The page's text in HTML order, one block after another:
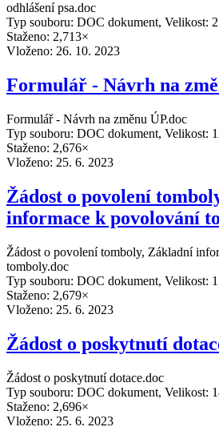
odhlášení psa.doc
Typ souboru: DOC dokument, Velikost:
Staženo: 2,713×
Vloženo: 26. 10. 2023
Formulář - Návrh na
Formulář - Návrh na změnu ÚP.doc
Typ souboru: DOC dokument, Velikost:
Staženo: 2,676×
Vloženo: 25. 6. 2023
Žádost o povolení
informace k povolování
Žádost o povolení tomboly, Základní
tomboly.doc
Typ souboru: DOC dokument, Velikost:
Staženo: 2,679×
Vloženo: 25. 6. 2023
Žádost o poskytnutí
Žádost o poskytnutí dotace.doc
Typ souboru: DOC dokument, Velikost:
Staženo: 2,696×
Vloženo: 25. 6. 2023